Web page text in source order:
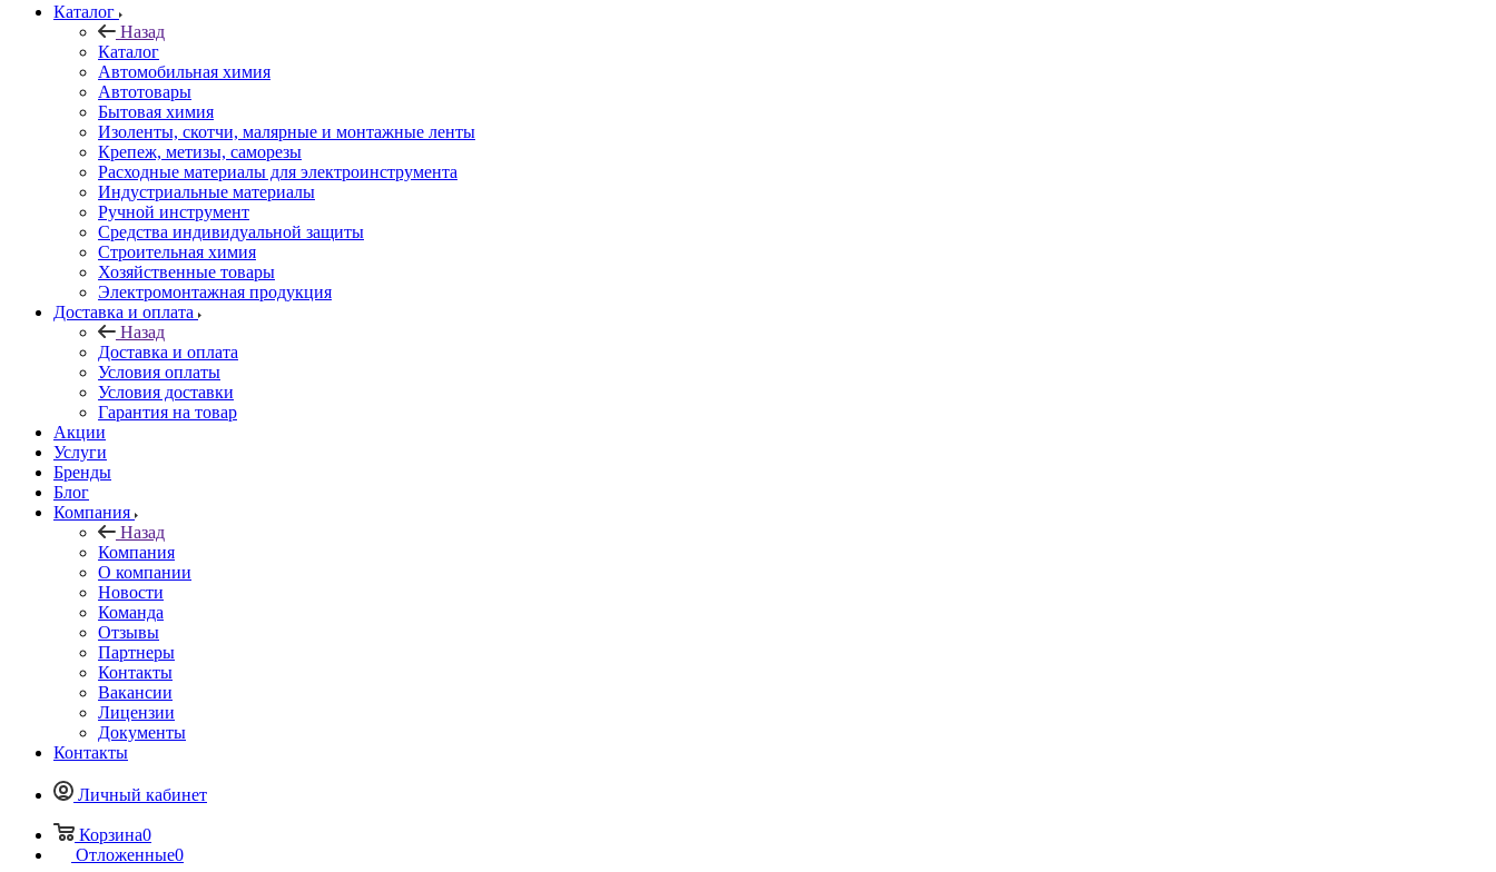
Каталог
Назад
Каталог
Автомобильная химия
Автотовары
Бытовая химия
Изоленты, скотчи, малярные и монтажные ленты
Крепеж, метизы, саморезы
Расходные материалы для электроинструмента
Индустриальные материалы
Ручной инструмент
Средства индивидуальной защиты
Строительная химия
Хозяйственные товары
Электромонтажная продукция
Доставка и оплата
Назад
Доставка и оплата
Условия оплаты
Условия доставки
Гарантия на товар
Акции
Услуги
Бренды
Блог
Компания
Назад
Компания
О компании
Новости
Команда
Отзывы
Партнеры
Контакты
Вакансии
Лицензии
Документы
Контакты
Личный кабинет
Корзина0
Отложенные0